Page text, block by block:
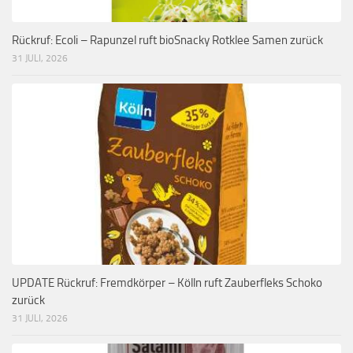
Rückruf: Ecoli – Rapunzel ruft bioSnacky Rotklee Samen zurück
31 JULI, 2026
UPDATE Rückruf: Fremdkörper – Kölln ruft Zauberfleks Schoko
zurück
31 JULI, 2026